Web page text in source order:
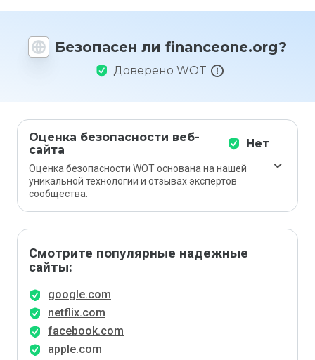
Безопасен ли financeone.org?
Доверено WOT
Оценка безопасности веб-
сайта
Нет
Оценка безопасности WOT основана на нашей
уникальной технологии и отзывах экспертов
сообщества.
Смотрите популярные надежные
сайты:
google.com
netflix.com
facebook.com
apple.com
этот
1 до 5?